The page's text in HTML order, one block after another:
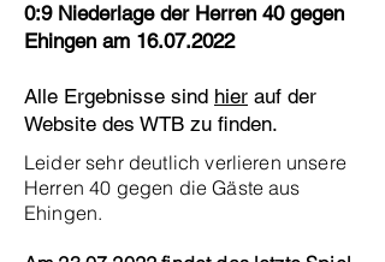
0:9 Niederlage der Herren 40 gegen
Ehingen am 16.07.2022
Alle Ergebnisse sind hier auf der
Website des WTB zu finden.
Leider sehr deutlich verlieren unsere
Herren 40 gegen die Gäste aus
Ehingen.